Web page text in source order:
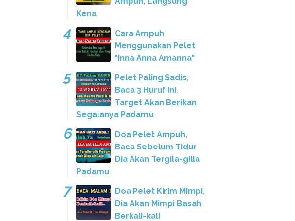
Kena
Cara Ampuh
Menggunakan Pelet
"Inna Anna Amanna"
Pelet Paling Sadis,
Baca 3 Huruf Ini.
Target Akan Berikan
Segalanya Padamu
Doa Pelet Ampuh,
Baca Sebelum Tidur
Dia Akan Tergila-gilla
Padamu
Doa Pelet Kirim Mimpi,
Dia Akan Mimpi Basah
Berkali-kali